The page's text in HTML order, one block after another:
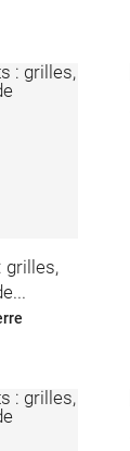
grilles,